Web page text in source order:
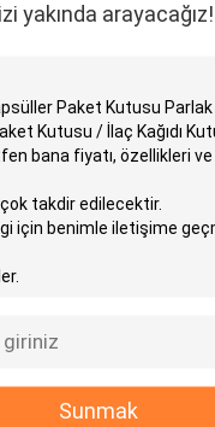
yakında arayacağız!
Sunmak
Kapsüller Paket
Dönüşüm
Kutusu / İlaç Kağıdı
Şişesi İçin